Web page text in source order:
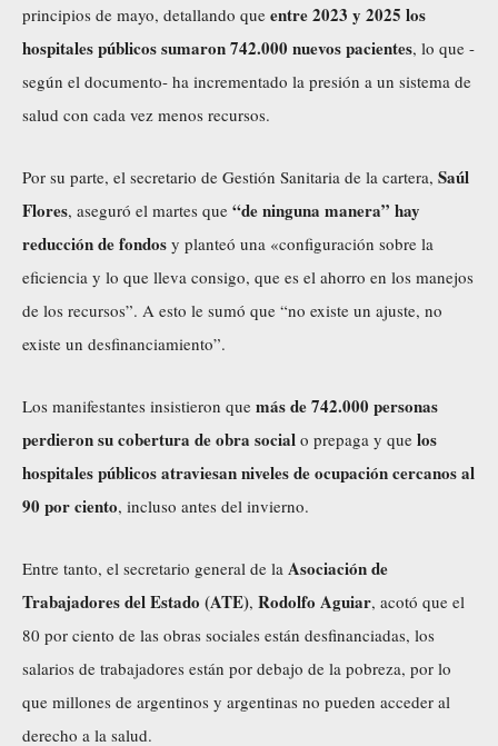
principios de mayo, detallando que entre 2023 y 2025 los
hospitales públicos sumaron 742.000 nuevos pacientes, lo que -
según el documento- ha incrementado la presión a un sistema de
salud con cada vez menos recursos.
Por su parte, el secretario de Gestión Sanitaria de la cartera, Saúl
Flores, aseguró el martes que “de ninguna manera” hay
reducción de fondos y planteó una «configuración sobre la
eficiencia y lo que lleva consigo, que es el ahorro en los manejos
de los recursos”. A esto le sumó que “no existe un ajuste, no
existe un desfinanciamiento”.
Los manifestantes insistieron que más de 742.000 personas
perdieron su cobertura de obra social o prepaga y que los
hospitales públicos atraviesan niveles de ocupación cercanos al
90 por ciento, incluso antes del invierno.
Entre tanto, el secretario general de la Asociación de
Trabajadores del Estado (ATE), Rodolfo Aguiar, acotó que el
80 por ciento de las obras sociales están desfinanciadas, los
salarios de trabajadores están por debajo de la pobreza, por lo
que millones de argentinos y argentinas no pueden acceder al
derecho a la salud.